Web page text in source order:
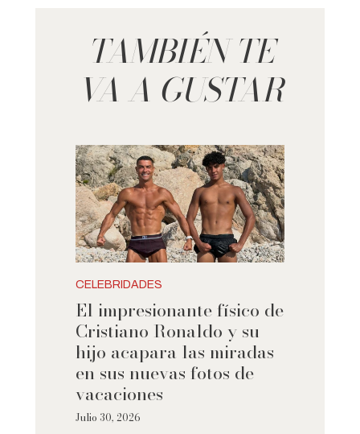
TAMBIÉN TE
VA A GUSTAR
CELEBRIDADES
El impresionante físico de
Cristiano Ronaldo y su
hijo acapara las miradas
en sus nuevas fotos de
vacaciones
Julio 30, 2026